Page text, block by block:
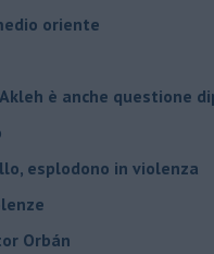
oriente
è anche questione
esplodono in violenza
Orbán